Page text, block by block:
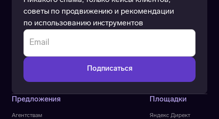
советы по продвижению и рекомендации
по использованию инструментов
Предложения
Агентствам Яндекс Директ
Площадки